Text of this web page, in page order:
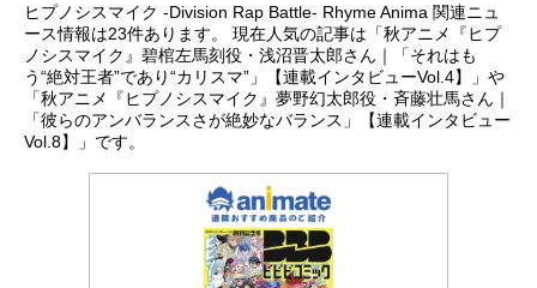
ヒプノシスマイク -Division Rap Battle- Rhyme Anima 関連ニュ
ース情報は23件あります。 現在人気の記事は「秋アニメ『ヒプ
ノシスマイク』碧棺左馬刻役・浅沼晋太郎さん｜「それはも
う“絶対王者”であり“カリスマ”」【連載インタビューVol.4】」や
「秋アニメ『ヒプノシスマイク』夢野幻太郎役・斉藤壮馬さん｜
「彼らのアンバランスさが絶妙なバランス」【連載インタビュー
Vol.8】」です。